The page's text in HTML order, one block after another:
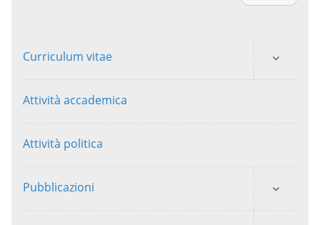
Curriculum vitae
Attività accademica
Attività politica
Pubblicazioni